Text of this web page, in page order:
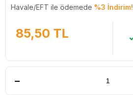
Havale/EFT ile ödemede %3 İndirim!
85,50 TL